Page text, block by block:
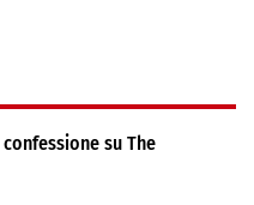
su The